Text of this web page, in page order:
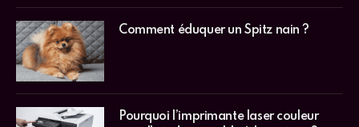
Comment éduquer un Spitz nain ?
Pourquoi l’imprimante laser couleur